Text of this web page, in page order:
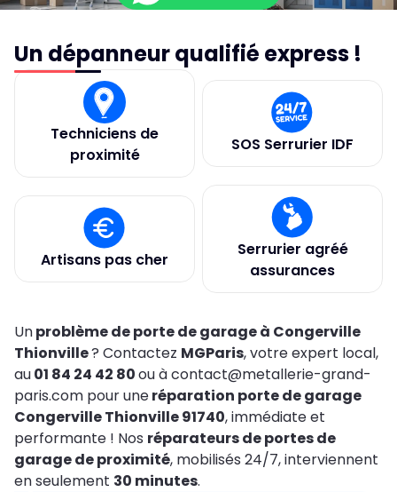
Un dépanneur qualifié express !
Techniciens de
proximité
SOS Serrurier IDF
Artisans pas cher
Serrurier agréé
assurances
Unproblème de porte de garage à Congerville
Thionville? Contactez MGParis, votre expert local,
au01 84 24 42 80ou à contact@metallerie-grand-
paris.com pour uneréparation porte de garage
Congerville Thionville 91740, immédiate et
performante ! Nos réparateurs de portes de
garage de proximité, mobilisés 24/7, interviennent
en seulement 30 minutes.